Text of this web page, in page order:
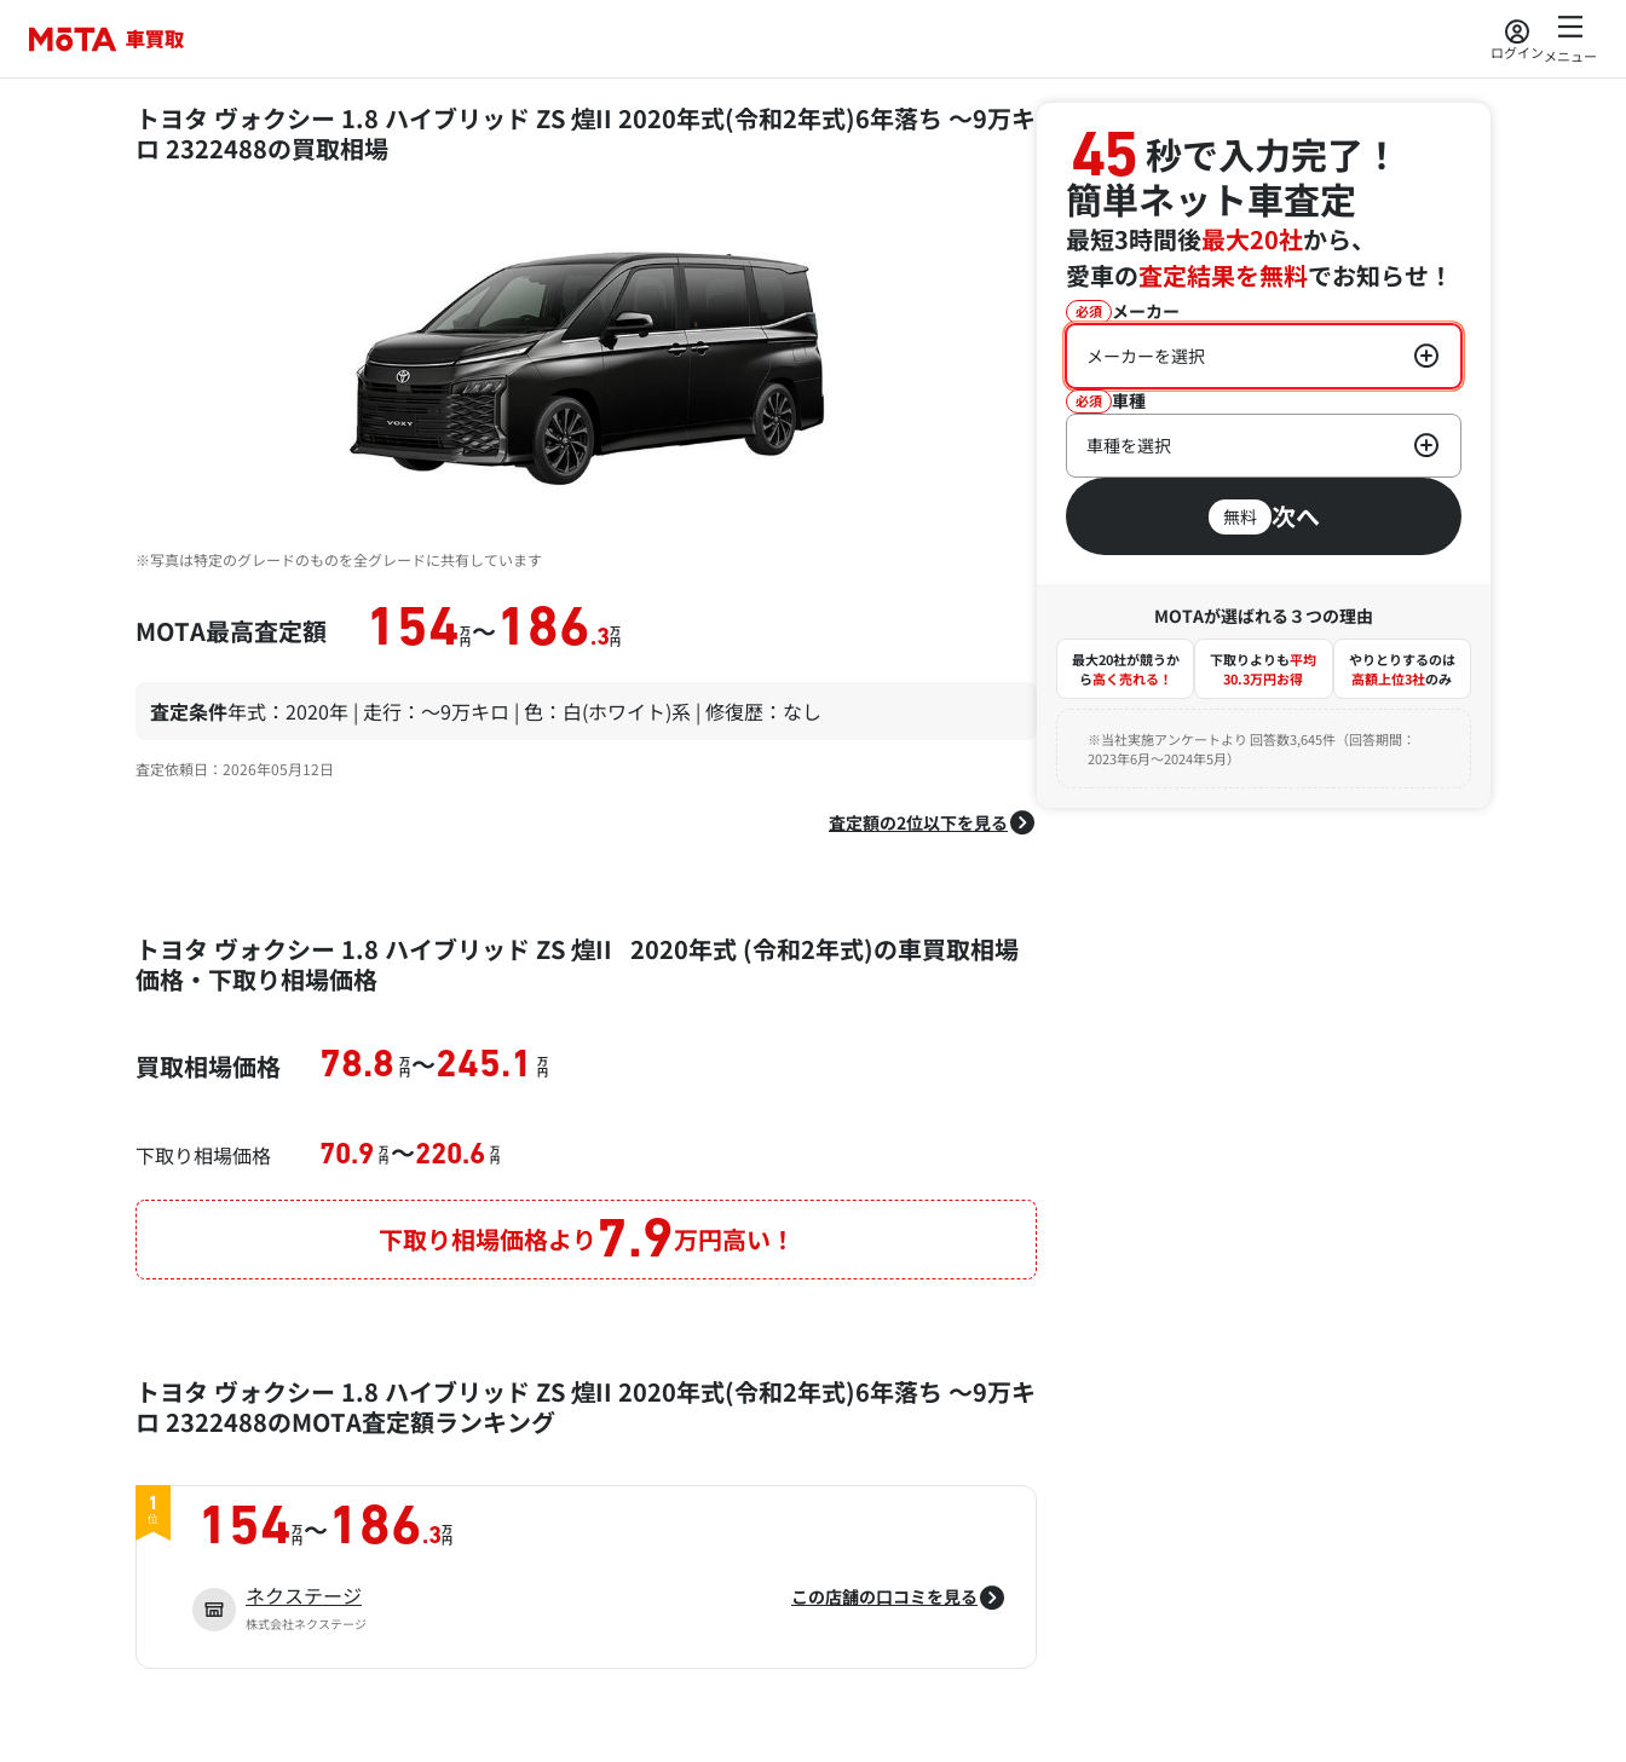
ログインメニュー
トヨタ ヴォクシー 1.8 ハイブリッド ZS 煌II 2020年式(令和2年式)6年落ち ～9万キ
ロ 2322488の買取相場
※写真は特定のグレードのものを全グレードに共有しています
MOTA最高査定額 154万
円～ 186.3万
円
査定条件年式：2020年 | 走行：～9万キロ | 色：白(ホワイト)系 | 修復歴：なし
査定依頼日：2026年05月12日
査定額の2位以下を見る
トヨタ ヴォクシー 1.8 ハイブリッド ZS 煌II 2020年式 (令和2年式)の車買取相場
価格・下取り相場価格
買取相場価格 78.8 万
円～245.1 万
円
下取り相場価格 70.9 万
円 ～220.6 万
円
下取り相場価格より 7.9万円高い！
トヨタ ヴォクシー 1.8 ハイブリッド ZS 煌II 2020年式(令和2年式)6年落ち ～9万キ
ロ 2322488のMOTA査定額ランキング
1
位 154万
円～ 186.3万
円
ネクステージ
株式会社ネクステージ
この店舗の口コミを見る
45秒で入力完了！
簡単ネット車査定
最短3時間後最大20社から、
愛車の査定結果を無料でお知らせ！
必須 メーカー
メーカーを選択
必須 車種
車種を選択
無料 次へ
MOTAが選ばれる３つの理由
最大20社が競うか
ら高く売れる！
下取りよりも平均
30.3万円お得
やりとりするのは
高額上位3社のみ
※当社実施アンケートより 回答数3,645件（回答期間：
2023年6月～2024年5月）